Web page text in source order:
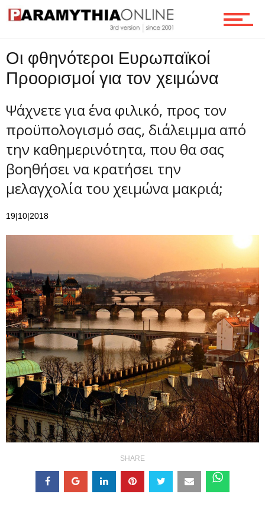
Επικοινωνία
Οι φθηνότεροι Ευρωπαϊκοί
Προορισμοί για τον χειμώνα
Ψάχνετε για ένα φιλικό, προς τον
προϋπολογισμό σας, διάλειμμα από
την καθημερινότητα, που θα σας
βοηθήσει να κρατήσει την
μελαγχολία του χειμώνα μακριά;
19|10|2018
SHARE